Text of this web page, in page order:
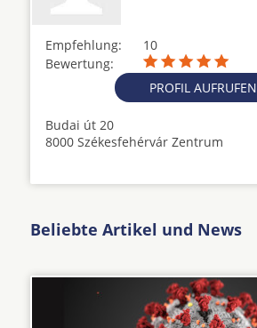
Empfehlung:
10
Bewertung:
PROFIL AUFRUFEN
Budai út 20
8000 Székesfehérvár Zentrum
Beliebte Artikel und News